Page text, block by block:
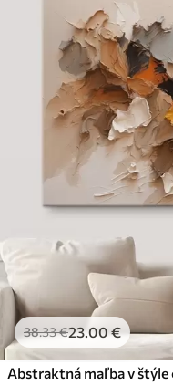
38.33€23.00€
Abstraktná maľba v